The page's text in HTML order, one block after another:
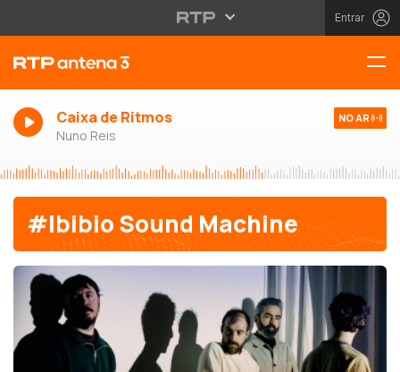
Entrar
Caixa de Ritmos
Nuno Reis
NO AR
#Ibibio Sound Machine